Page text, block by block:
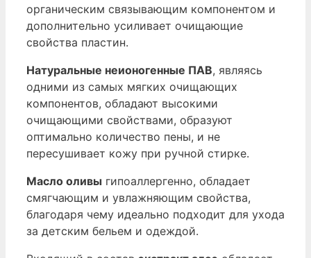
органическим связывающим компонентом и
дополнительно усиливает очищающие
свойства пластин.
Натуральные неионогенные ПАВ, являясь
одними из самых мягких очищающих
компонентов, обладают высокими
очищающими свойствами, образуют
оптимально количество пены, и не
пересушивает кожу при ручной стирке.
Масло оливы гипоаллергенно, обладает
смягчающим и увлажняющим свойства,
благодаря чему идеально подходит для ухода
за детским бельем и одеждой.